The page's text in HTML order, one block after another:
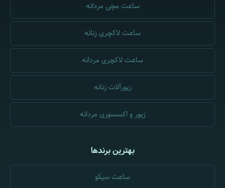
ساعت مچی مردانه
ساعت لاکچری زنانه
ساعت لاکچری مردانه
زیورآلات زنانه
زیور و اکسسوری مردانه
بهترین برندها
ساعت سیکو